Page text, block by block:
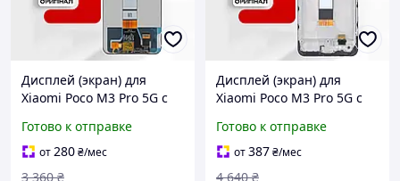
Дисплей (экран) для
Xiaomi Poco M3 Pro 5G с
оригинальный сенсор
экрана
Готово к отправке
от280₴/мес
3 360 ₴
Дисплей (экран) для
Xiaomi Poco M3 Pro 5G с
сенсор экрана
Готово к отправке
от387₴/мес
4 640 ₴